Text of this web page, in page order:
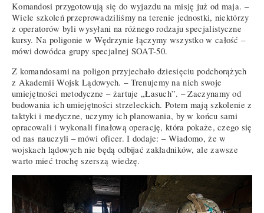
Komandosi przygotowują się do wyjazdu na misję już od maja. –
Wiele szkoleń przeprowadziliśmy na terenie jednostki, niektórzy
z operatorów byli wysyłani na różnego rodzaju specjalistyczne
kursy. Na poligonie w Wędrzynie łączymy wszystko w całość –
mówi dowódca grupy specjalnej SOAT-50.
Z komandosami na poligon przyjechało dziesięciu podchorążych
z Akademii Wojsk Lądowych. – Trenujemy na nich swoje
umiejętności metodyczne – żartuje „Łasuch”. – Zaczynamy od
budowania ich umiejętności strzeleckich. Potem mają szkolenie z
taktyki i medyczne, uczymy ich planowania, by w końcu sami
opracowali i wykonali finałową operację, która pokaże, czego się
od nas nauczyli – mówi oficer. I dodaje: – Wiadomo, że w
wojskach lądowych nie będą odbijać zakładników, ale zawsze
warto mieć trochę szerszą wiedzę.